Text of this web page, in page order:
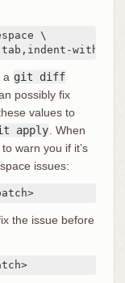
\
with-
a git diff
possibly fix
values to
apply . When
warn you if it’s
issues:
the issue before